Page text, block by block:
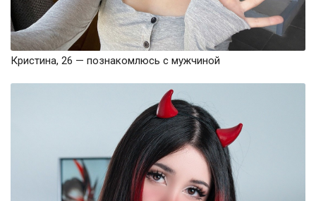
Кристина, 26 — познакомлюсь с мужчиной